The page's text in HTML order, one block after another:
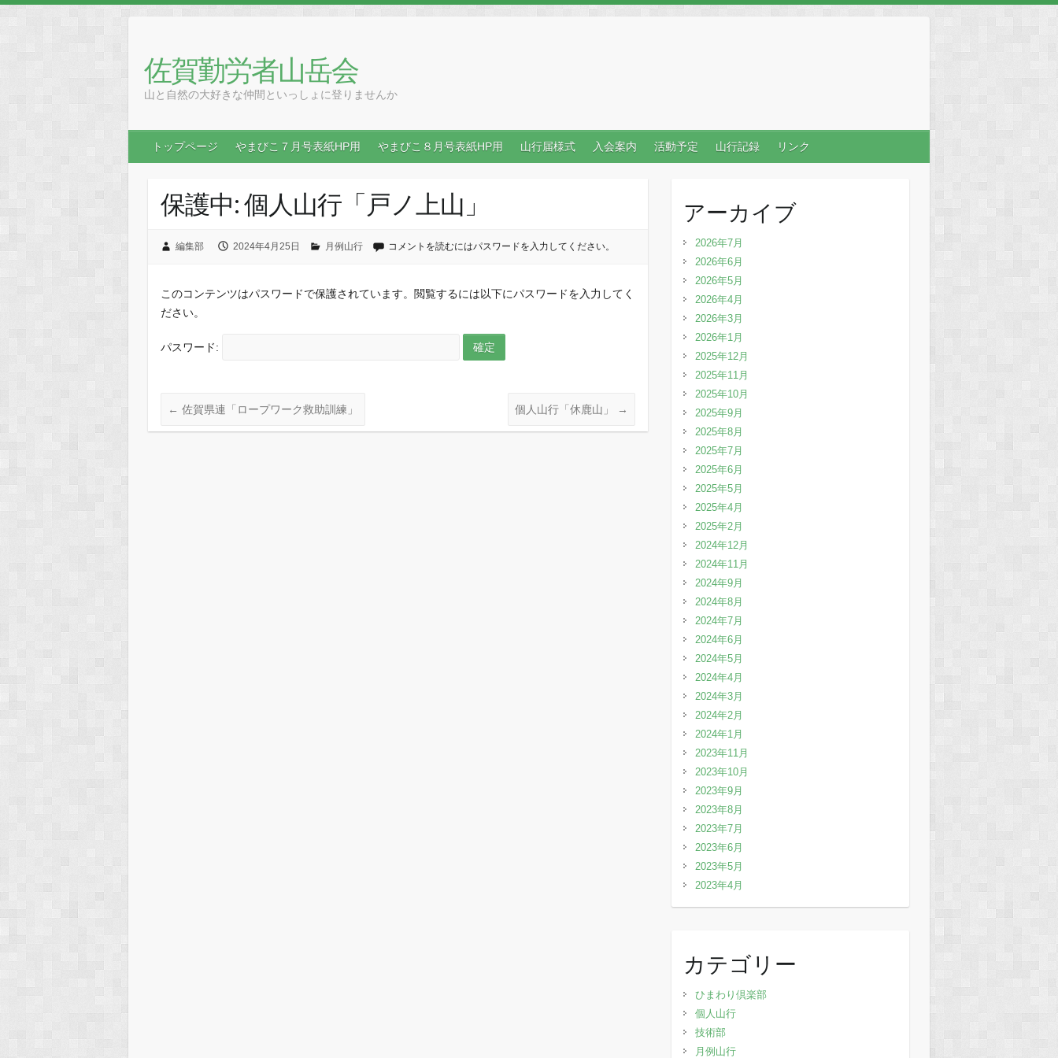
content
佐賀勤労者山岳会
山と自然の大好きな仲間といっしょに登りませんか
トップページ やまびこ７月号表紙HP用 やまびこ８月号表紙HP用 山行届様式 入会案内 活動予定 山行記録 リンク
保護中: 個人山行「戸ノ上山」
編集部 2024年4月25日 月例山行 コメントを読むにはパスワードを入力してください。
このコンテンツはパスワードで保護されています。閲覧するには以下にパスワードを入力してく
ださい。
パスワード:
← 佐賀県連「ロープワーク救助訓練」 個人山行「休鹿山」 →
アーカイブ
2026年7月
2026年6月
2026年5月
2026年4月
2026年3月
2026年1月
2025年12月
2025年11月
2025年10月
2025年9月
2025年8月
2025年7月
2025年6月
2025年5月
2025年4月
2025年2月
2024年12月
2024年11月
2024年9月
2024年8月
2024年7月
2024年6月
2024年5月
2024年4月
2024年3月
2024年2月
2024年1月
2023年11月
2023年10月
2023年9月
2023年8月
2023年7月
2023年6月
2023年5月
2023年4月
カテゴリー
ひまわり倶楽部
個人山行
技術部
月例山行